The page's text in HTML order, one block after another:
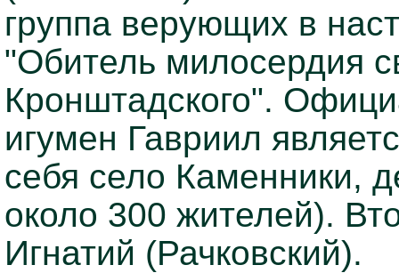
группа верующих в
"Обитель милосердия
Кронштадского".
игумен Гавриил
себя село Каменники,
около 300 жителей).
Игнатий (Рачковский).